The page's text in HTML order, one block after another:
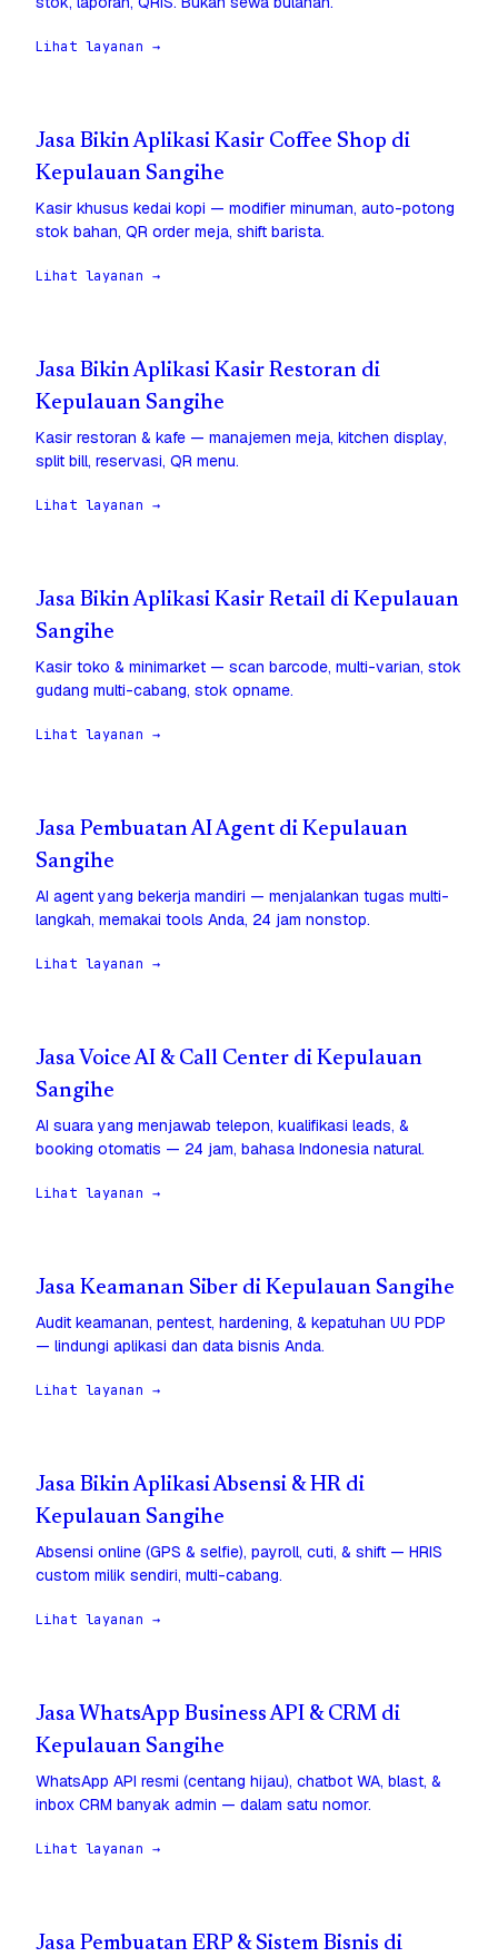
Lihat layanan →
Jasa Bikin Aplikasi Kasir Coffee Shop di
Kepulauan Sangihe
Kasir khusus kedai kopi — modifier minuman, auto-potong
stok bahan, QR order meja, shift barista.
Lihat layanan →
Jasa Bikin Aplikasi Kasir Restoran di
Kepulauan Sangihe
Kasir restoran & kafe — manajemen meja, kitchen display,
split bill, reservasi, QR menu.
Lihat layanan →
Jasa Bikin Aplikasi Kasir Retail di Kepulauan
Sangihe
Kasir toko & minimarket — scan barcode, multi-varian, stok
gudang multi-cabang, stok opname.
Lihat layanan →
Jasa Pembuatan AI Agent di Kepulauan
Sangihe
AI agent yang bekerja mandiri — menjalankan tugas multi-
langkah, memakai tools Anda, 24 jam nonstop.
Lihat layanan →
Jasa Voice AI & Call Center di Kepulauan
Sangihe
AI suara yang menjawab telepon, kualifikasi leads, &
booking otomatis — 24 jam, bahasa Indonesia natural.
Lihat layanan →
Jasa Keamanan Siber di Kepulauan Sangihe
Audit keamanan, pentest, hardening, & kepatuhan UU PDP
— lindungi aplikasi dan data bisnis Anda.
Lihat layanan →
Jasa Bikin Aplikasi Absensi & HR di
Kepulauan Sangihe
Absensi online (GPS & selfie), payroll, cuti, & shift — HRIS
custom milik sendiri, multi-cabang.
Lihat layanan →
Jasa WhatsApp Business API & CRM di
Kepulauan Sangihe
WhatsApp API resmi (centang hijau), chatbot WA, blast, &
inbox CRM banyak admin — dalam satu nomor.
Lihat layanan →
Jasa Pembuatan ERP & Sistem Bisnis di